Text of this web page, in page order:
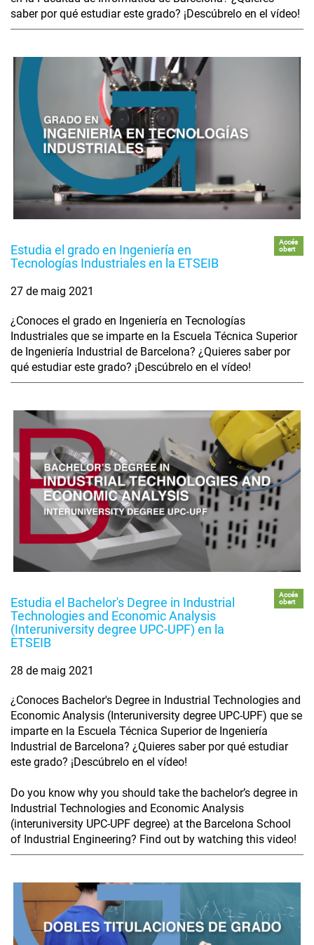
saber por qué estudiar este grado? ¡Descúbrelo en el vídeo!
Estudia el grado en Ingeniería en
Tecnologías Industriales en la ETSEIB
Accés
obert
27 de maig 2021
¿Conoces el grado en Ingeniería en Tecnologías
Industriales que se imparte en la Escuela Técnica Superior
de Ingeniería Industrial de Barcelona? ¿Quieres saber por
qué estudiar este grado? ¡Descúbrelo en el vídeo!
Estudia el Bachelor's Degree in Industrial
Technologies and Economic Analysis
(Interuniversity degree UPC-UPF) en la
ETSEIB
Accés
obert
28 de maig 2021
¿Conoces Bachelor's Degree in Industrial Technologies and
Economic Analysis (Interuniversity degree UPC-UPF) que se
imparte en la Escuela Técnica Superior de Ingeniería
Industrial de Barcelona? ¿Quieres saber por qué estudiar
este grado? ¡Descúbrelo en el vídeo!
Do you know why you should take the bachelor’s degree in
Industrial Technologies and Economic Analysis
(interuniversity UPC-UPF degree) at the Barcelona School
of Industrial Engineering? Find out by watching this video!